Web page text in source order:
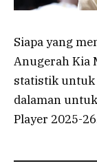
Siapa yang
Anugerah Kia
statistik untuk
dalaman
Player 2025-